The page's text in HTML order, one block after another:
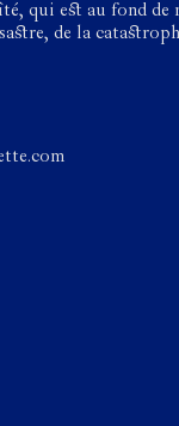
qui est au fond de
de la